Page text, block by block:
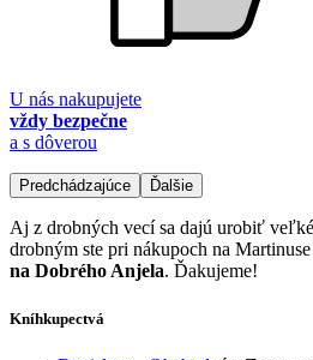
U nás nakupujete
vždy bezpečne
a s dôverou
Predchádzajúce Ďalšie
Aj z drobných vecí sa dajú urobiť
drobným ste pri nákupoch na
na Dobrého Anjela. Ďakujeme!
Kníhkupectvá